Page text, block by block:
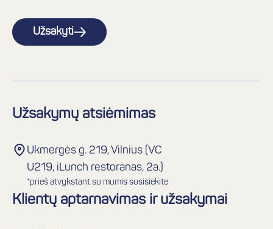
Užsakyti
Užsakymų atsiėmimas
Ukmergės g. 219, Vilnius (VC
U219, iLunch restoranas, 2a.)
*prieš atvykstant su mumis susisiekite
Klientų aptarnavimas ir užsakymai